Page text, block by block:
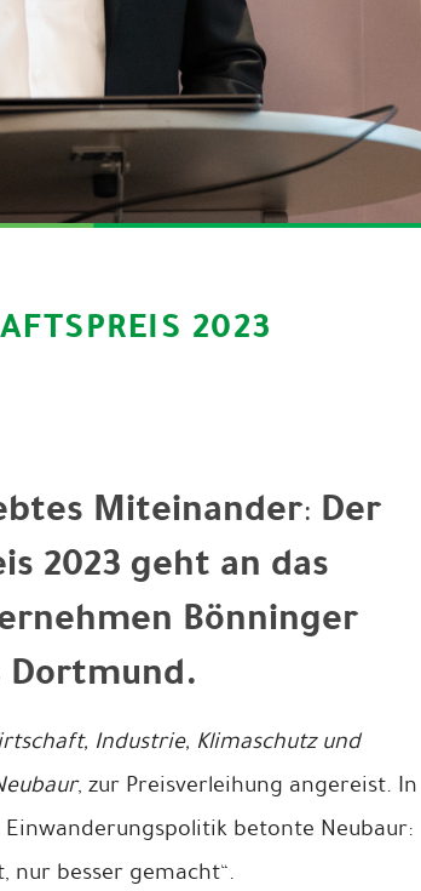
2023
Miteinander: Der
2023 geht an das
Bönninger
Dortmund.
Industrie, Klimaschutz und
, zur Preisverleihung angereist. In
betonte Neubaur:
nur besser gemacht“.